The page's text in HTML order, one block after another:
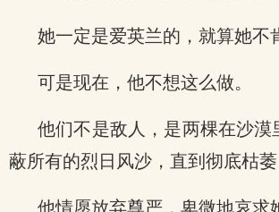
她一定是爱英兰的，就算她不
可是现在，他不想这么做。
他们不是敌人，是两棵在沙
蔽所有的烈日风沙，直到彻底枯萎
他情愿放弃尊严，卑微地哀求